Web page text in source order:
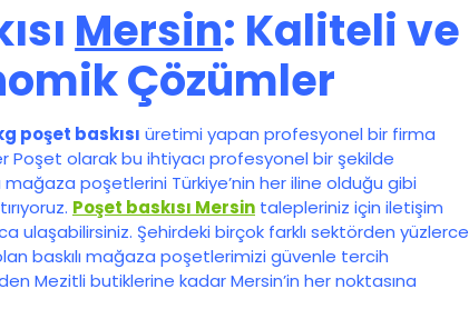
Mersin: Kaliteli ve
Çözümler
poşet baskısı üretimi yapan profesyonel bir firma
Poşet olarak bu ihtiyacı profesyonel bir şekilde
mağaza poşetlerini Türkiye’nin her iline olduğu gibi
Poşet baskısı Mersin talepleriniz için iletişim
ulaşabilirsiniz. Şehirdeki birçok farklı sektörden yüzlerce
baskılı mağaza poşetlerimizi güvenle tercih
Mezitli butiklerine kadar Mersin’in her noktasına